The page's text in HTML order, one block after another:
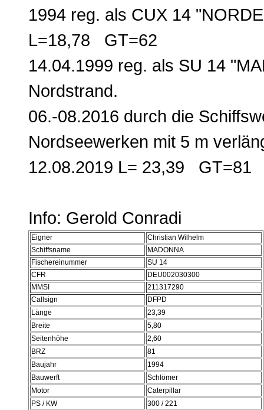
1994 reg. als CUX 14
L=18,78 GT=62
14.04.1999 reg. als SU 14
Nordstrand.
06.-08.2016 durch die
Nordseewerken mit 5 m
12.08.2019 L= 23,39 GT=81
Info: Gerold Conradi
Eigner
Christian Wilhelm
Schiffsname
MADONNA
Fischereinummer
SU 14
CFR
DEU002030300
MMSI
211317290
Callsign
DFPD
Länge
23,39
Breite
5,80
Seitenhöhe
2,60
BRZ
81
Baujahr
1994
Bauwerft
Schlömer
Motor
Caterpillar
PS / KW
300 / 221